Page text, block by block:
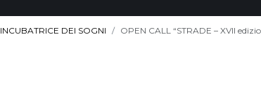
INCUBATRICE DEI SOGNI OPEN CALL “STRADE – XVII